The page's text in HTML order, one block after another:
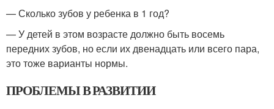
— Сколько зубов у ребенка в 1 год?
— У детей в этом возрасте должно быть восемь
передних зубов, но если их двенадцать или всего пара,
это тоже варианты нормы.
ПРОБЛЕМЫ В РАЗВИТИИ